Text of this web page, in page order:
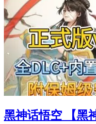
黑神话悟空 【黑